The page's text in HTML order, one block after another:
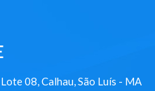
08, Calhau, São Luís - MA